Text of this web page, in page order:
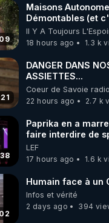
l’actualité RGNR
CENSURÉES SUR
Youtube sont
EN PRÉSENTIEL
Maisons
Démontables (et
Visite éco village
Bretagne
Il Y A Toujours
18 hours ago
1.3 k
DANGER DANS
ASSIETTES...
Coeur de Savoie
22 hours ago
2.7 k
Paprika en a
faire interdire de
Elle décide donc
DJ !
LEF
17 hours ago
1.6 k
Humain face à un
Infos et vérité
2 days ago
394